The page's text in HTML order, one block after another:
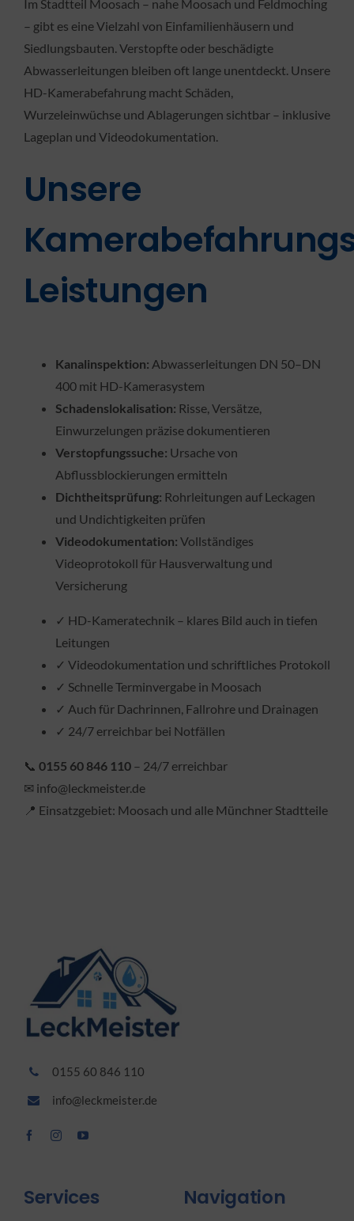
Im Stadtteil Moosach – nahe Moosach und Feldmoching
– gibt es eine Vielzahl von Einfamilienhäusern und
Siedlungsbauten. Verstopfte oder beschädigte
Abwasserleitungen bleiben oft lange unentdeckt. Unsere
HD-Kamerabefahrung macht Schäden,
Wurzeleinwüchse und Ablagerungen sichtbar – inklusive
Lageplan und Videodokumentation.
Unsere
Leistungen
Kanalinspektion: Abwasserleitungen DN 50–DN
400 mit HD-Kamerasystem
Schadenslokalisation: Risse, Versätze,
Einwurzelungen präzise dokumentieren
Verstopfungssuche: Ursache von
Abflussblockierungen ermitteln
Dichtheitsprüfung: Rohrleitungen auf Leckagen
und Undichtigkeiten prüfen
Videodokumentation: Vollständiges
Videoprotokoll für Hausverwaltung und
Versicherung
✓ HD-Kameratechnik – klares Bild auch in tiefen
Leitungen
✓ Videodokumentation und schriftliches Protokoll
✓ Schnelle Terminvergabe in Moosach
✓ Auch für Dachrinnen, Fallrohre und Drainagen
✓ 24/7 erreichbar bei Notfällen
📞 0155 60 846 110 – 24/7 erreichbar
✉ info@leckmeister.de
📍 Einsatzgebiet: Moosach und alle Münchner Stadtteile
0155 60 846 110
info@leckmeister.de
Services Navigation